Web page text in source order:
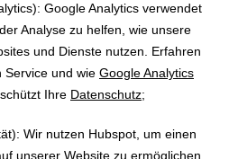
Google Analytics verwendet
Analyse zu helfen, wie unsere
und Dienste nutzen. Erfahren
Service und wie Google Analytics
Ihre Datenschutz;
Wir nutzen Hubspot, um einen
unserer Website zu ermöglichen.